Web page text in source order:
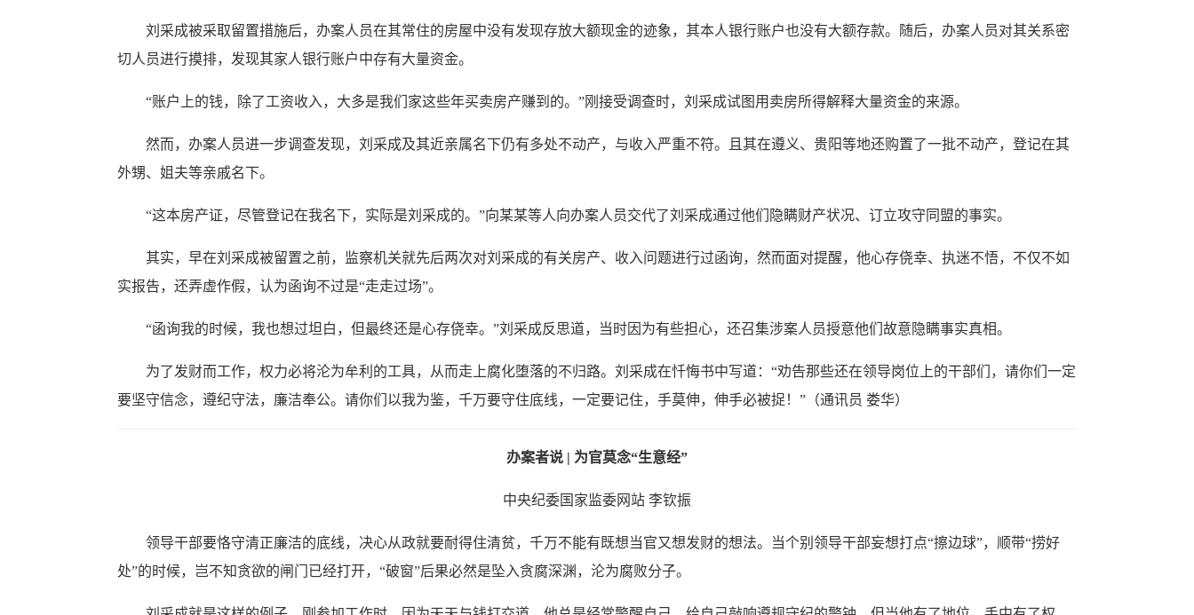
刘采成被采取留置措施后，办案人员在其常住的房屋中没有发现存放大额现金的迹象，其本人银行账户也没有大额存款。随后，办案人员对其关系密
切人员进行摸排，发现其家人银行账户中存有大量资金。
“账户上的钱，除了工资收入，大多是我们家这些年买卖房产赚到的。”刚接受调查时，刘采成试图用卖房所得解释大量资金的来源。
然而，办案人员进一步调查发现，刘采成及其近亲属名下仍有多处不动产，与收入严重不符。且其在遵义、贵阳等地还购置了一批不动产，登记在其
外甥、姐夫等亲戚名下。
“这本房产证，尽管登记在我名下，实际是刘采成的。”向某某等人向办案人员交代了刘采成通过他们隐瞒财产状况、订立攻守同盟的事实。
其实，早在刘采成被留置之前，监察机关就先后两次对刘采成的有关房产、收入问题进行过函询，然而面对提醒，他心存侥幸、执迷不悟，不仅不如
实报告，还弄虚作假，认为函询不过是“走走过场”。
“函询我的时候，我也想过坦白，但最终还是心存侥幸。”刘采成反思道，当时因为有些担心，还召集涉案人员授意他们故意隐瞒事实真相。
为了发财而工作，权力必将沦为牟利的工具，从而走上腐化堕落的不归路。刘采成在忏悔书中写道：“劝告那些还在领导岗位上的干部们，请你们一定
要坚守信念，遵纪守法，廉洁奉公。请你们以我为鉴，千万要守住底线，一定要记住，手莫伸，伸手必被捉！”（通讯员 娄华）
办案者说 | 为官莫念“生意经”
中央纪委国家监委网站 李钦振
领导干部要恪守清正廉洁的底线，决心从政就要耐得住清贫，千万不能有既想当官又想发财的想法。当个别领导干部妄想打点“擦边球”，顺带“捞好
处”的时候，岂不知贪欲的闸门已经打开，“破窗”后果必然是坠入贪腐深渊，沦为腐败分子。